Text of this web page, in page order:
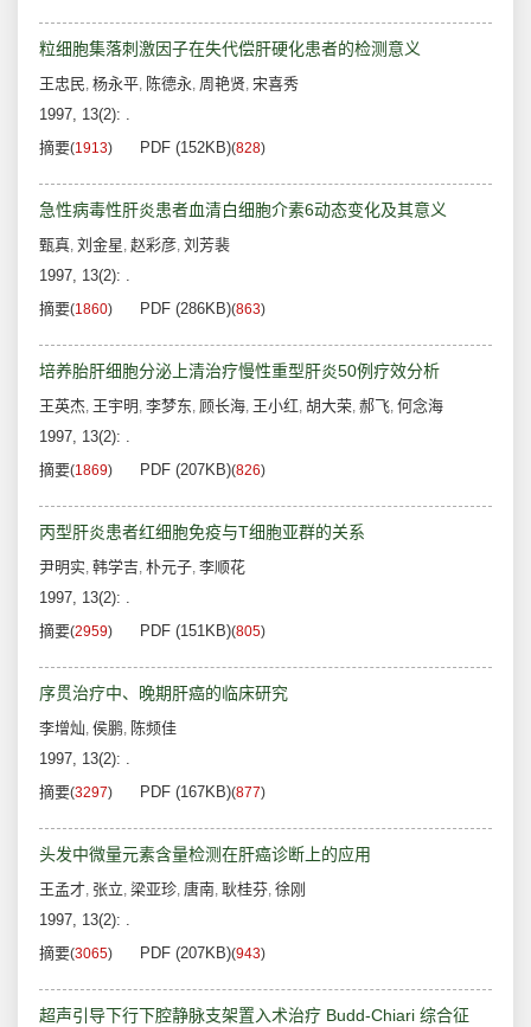
粒细胞集落刺激因子在失代偿肝硬化患者的检测意义
王忠民, 杨永平, 陈德永, 周艳贤, 宋喜秀
1997, 13(2): .
摘要(1913) PDF (152KB)(828)
急性病毒性肝炎患者血清白细胞介素6动态变化及其意义
甄真, 刘金星, 赵彩彦, 刘芳裴
1997, 13(2): .
摘要(1860) PDF (286KB)(863)
培养胎肝细胞分泌上清治疗慢性重型肝炎50例疗效分析
王英杰, 王宇明 , 李梦东, 顾长海, 王小红, 胡大荣, 郝飞, 何念海
1997, 13(2): .
摘要(1869) PDF (207KB)(826)
丙型肝炎患者红细胞免疫与T细胞亚群的关系
尹明实, 韩学吉, 朴元子, 李顺花
1997, 13(2): .
摘要(2959) PDF (151KB)(805)
序贯治疗中、晚期肝癌的临床研究
李增灿, 侯鹏, 陈频佳
1997, 13(2): .
摘要(3297) PDF (167KB)(877)
头发中微量元素含量检测在肝癌诊断上的应用
王孟才, 张立, 梁亚珍, 唐南, 耿桂芬, 徐刚
1997, 13(2): .
摘要(3065) PDF (207KB)(943)
超声引导下行下腔静脉支架置入术治疗 Budd-Chiari 综合征